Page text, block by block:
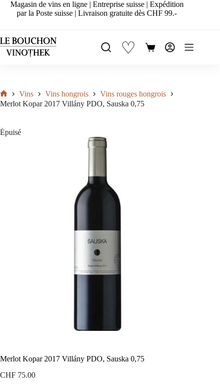
PasserMagasin de vins en ligne | Entreprise suisse | Expédition
par la Poste suisse | Livraison gratuite dès CHF 99.-
♡
Panier
Accueil
Vins Vins hongrois
Vins rouges hongrois
Merlot Kopar 2017 Villány PDO, Sauska 0,75
Merlot Kopar 2017 Villány PDO, Sauska 0,75
CHF 75.00